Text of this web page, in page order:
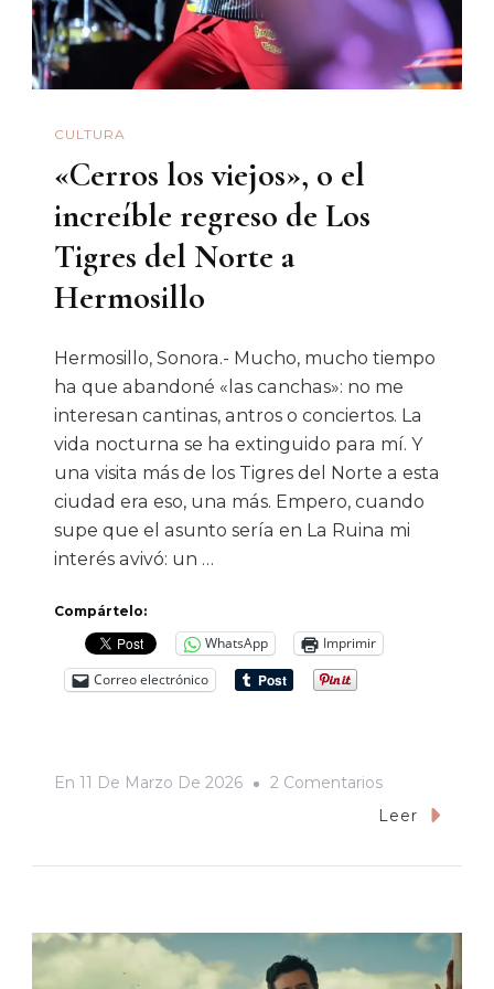
Ballet
Folclórico
Mazochoquim
CULTURA
«Cerros los viejos», o el
increíble regreso de Los
Tigres del Norte a
Hermosillo
Hermosillo, Sonora.- Mucho, mucho tiempo
ha que abandoné «las canchas»: no me
interesan cantinas, antros o conciertos. La
vida nocturna se ha extinguido para mí. Y
una visita más de los Tigres del Norte a esta
ciudad era eso, una más. Empero, cuando
supe que el asunto sería en La Ruina mi
interés avivó: un …
Compártelo:
WhatsApp
Imprimir
Correo electrónico
En 11 De Marzo De 2026 2 ComentariosEn
«Cerros
Increíble
Leer